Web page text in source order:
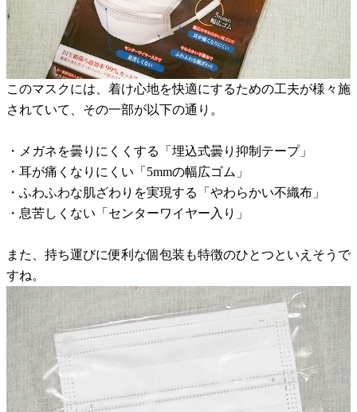
このマスクには、着け心地を快適にするための工夫が様々施
されていて、その一部が以下の通り。
・メガネを曇りにくくする「埋込式曇り抑制テープ」
・耳が痛くなりにくい「5mmの幅広ゴム」
・ふわふわな肌ざわりを実現する「やわらかい不織布」
・息苦しくない「センターワイヤー入り」
また、持ち運びに便利な個包装も特徴のひとつといえそうで
すね。